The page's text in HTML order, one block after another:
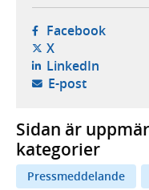
Facebook-
X- öppnas i ny
LinkedIn-
E-post- öppnar
Sidan är
kategorier
Pressmeddelande